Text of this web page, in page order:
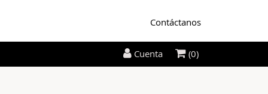
Contáctanos
Cuenta (0)